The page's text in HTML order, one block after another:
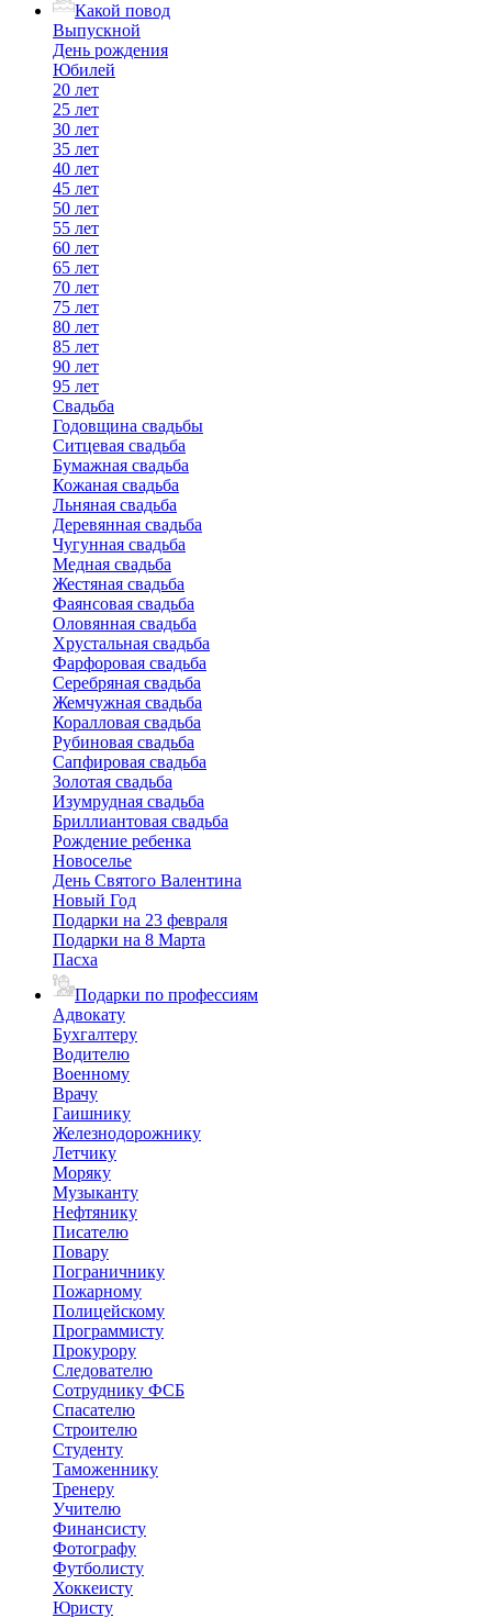
Какой повод
Выпускной
День рождения
Юбилей
20 лет
25 лет
30 лет
35 лет
40 лет
45 лет
50 лет
55 лет
60 лет
65 лет
70 лет
75 лет
80 лет
85 лет
90 лет
95 лет
Свадьба
Годовщина свадьбы
Ситцевая свадьба
Бумажная свадьба
Кожаная свадьба
Льняная свадьба
Деревянная свадьба
Чугунная свадьба
Медная свадьба
Жестяная свадьба
Фаянсовая свадьба
Оловянная свадьба
Хрустальная свадьба
Фарфоровая свадьба
Серебряная свадьба
Жемчужная свадьба
Коралловая свадьба
Рубиновая свадьба
Сапфировая свадьба
Золотая свадьба
Изумрудная свадьба
Бриллиантовая свадьба
Рождение ребенка
Новоселье
День Святого Валентина
Новый Год
Подарки на 23 февраля
Подарки на 8 Марта
Пасха
Подарки по профессиям
Адвокату
Бухгалтеру
Водителю
Военному
Врачу
Гаишнику
Железнодорожнику
Летчику
Моряку
Музыканту
Нефтянику
Писателю
Повару
Пограничнику
Пожарному
Полицейскому
Программисту
Прокурору
Следователю
Сотруднику ФСБ
Спасателю
Строителю
Студенту
Таможеннику
Тренеру
Учителю
Финансисту
Фотографу
Футболисту
Хоккеисту
Юристу